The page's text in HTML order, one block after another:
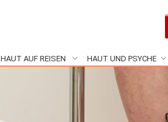
HAUT AUF REISEN HAUT UND PSYCHE